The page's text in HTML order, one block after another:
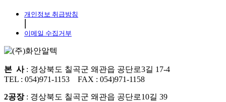
개인정보 취급방침
이메일 수집거부
본 사: 경상북도 칠곡군 왜관읍 공단로3길 17-4
TEL : 054)971-1153 FAX : 054)971-1158
2공장: 경상북도 칠곡군 왜관읍 공단로10길 39